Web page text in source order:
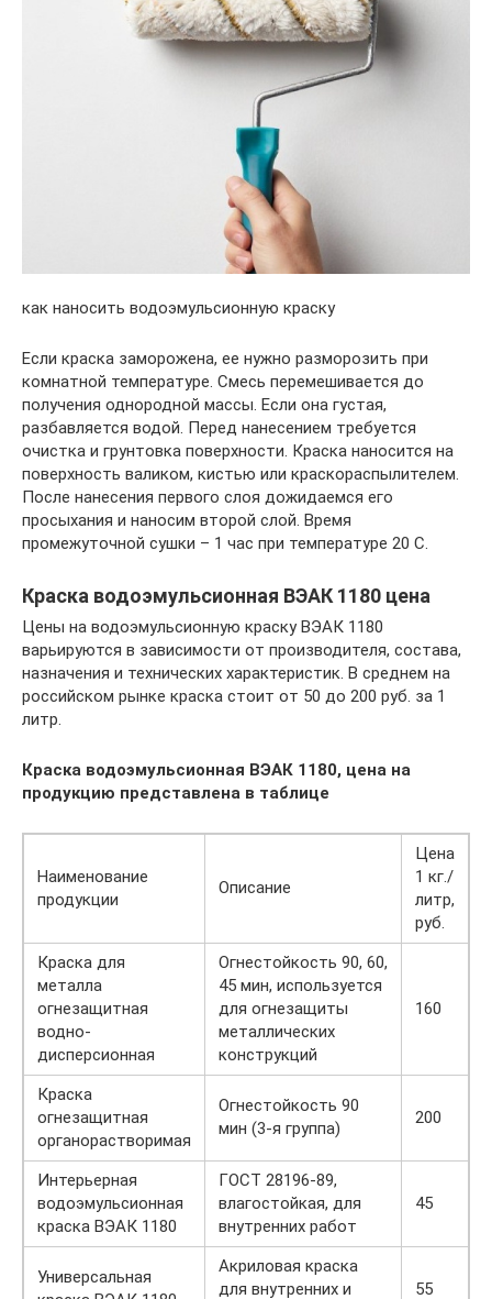
как наносить водоэмульсионную краску
Если краска заморожена, ее нужно разморозить при
комнатной температуре. Смесь перемешивается до
получения однородной массы. Если она густая,
разбавляется водой. Перед нанесением требуется
очистка и грунтовка поверхности. Краска наносится на
поверхность валиком, кистью или краскораспылителем.
После нанесения первого слоя дожидаемся его
просыхания и наносим второй слой. Время
промежуточной сушки – 1 час при температуре 20 С.
Краска водоэмульсионная ВЭАК 1180 цена
Цены на водоэмульсионную краску ВЭАК 1180
варьируются в зависимости от производителя, состава,
назначения и технических характеристик. В среднем на
российском рынке краска стоит от 50 до 200 руб. за 1
литр.
Краска водоэмульсионная ВЭАК 1180, цена на
продукцию представлена в таблице
Наименование
продукции
Описание
Цена
1 кг./
литр,
руб.
Краска для
металла
огнезащитная
водно-
дисперсионная
Огнестойкость 90, 60,
45 мин, используется
для огнезащиты
металлических
конструкций
160
Краска
огнезащитная
органорастворимая
Огнестойкость 90
мин (3-я группа)
200
Интерьерная
водоэмульсионная
краска ВЭАК 1180
ГОСТ 28196-89,
влагостойкая, для
внутренних работ
45
Универсальная
Акриловая краска
для внутренних и
55